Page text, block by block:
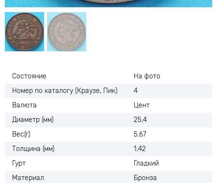
Состояние
На фото
Номер по каталогу (Краузе, Пик)
4
Валюта
Цент
Диаметр (мм)
25,4
Вес(г)
5.67
Толщина (мм)
1,42
Гурт
Гладкий
Материал
Бронза